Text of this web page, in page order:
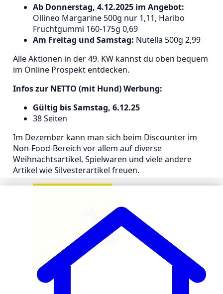
Ab Donnerstag, 4.12.2025 im Angebot:
Ollineo Margarine 500g nur 1,11, Haribo
Fruchtgummi 160-175g 0,69
Am Freitag und Samstag: Nutella 500g 2,99
Alle Aktionen in der 49. KW kannst du oben bequem
im Online Prospekt entdecken.
Infos zur NETTO (mit Hund) Werbung:
Gültig bis Samstag, 6.12.25
38 Seiten
Im Dezember kann man sich beim Discounter im
Non-Food-Bereich vor allem auf diverse
Weihnachtsartikel, Spielwaren und viele andere
Artikel wie Silvesterartikel freuen.